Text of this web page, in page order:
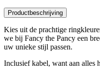
Productbeschrijving
Kies uit de prachtige
we bij Fancy the Pancy een
uw unieke stijl passen.
Inclusief kabel, want aan alles